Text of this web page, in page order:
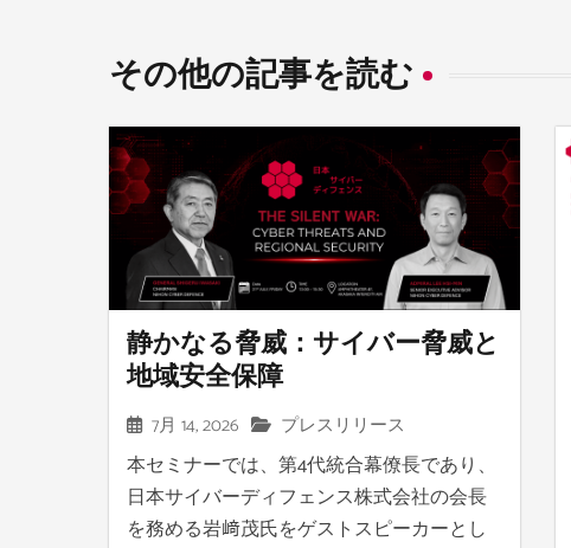
その他の記事を読む
静かなる脅威：サイバー脅威と
地域安全保障
7月 14, 2026 プレスリリース
本セミナーでは、第4代統合幕僚長であり、
日本サイバーディフェンス株式会社の会長
を務める岩﨑茂氏をゲストスピーカーとし